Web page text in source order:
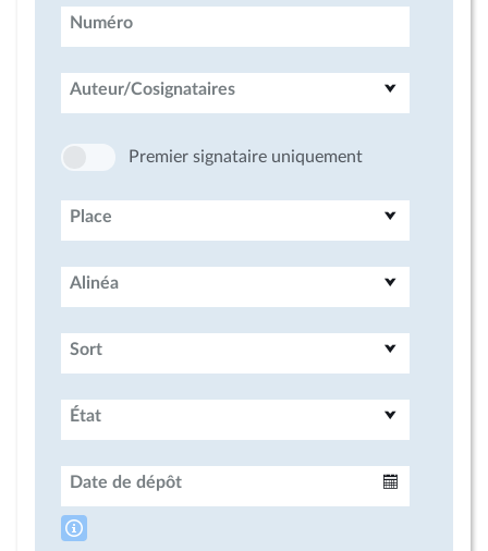
Numéro
Auteur/Cosignataires
Premier signataire uniquement
Place
Alinéa
Sort
État
Date de dépôt